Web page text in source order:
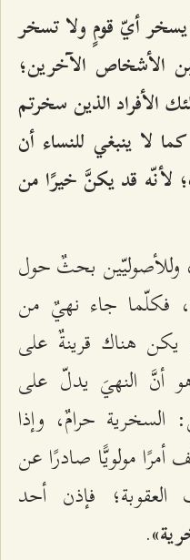
يسخر أيّ قومٍ ولا تسخر
الأشخاص الآخرين؛
الأفراد الذين سخرتم
لا ينبغي للنساء أن
لأنّه قد يكنَّ خيرًا من
وللأصوليّين بحثٌ حول
فكلّما جاء نهيٌ من
يكن هناك قرينةٌ على
أنَّ النهيَ يدلّ على
السخرية حرامٌ، وإذا
مولويًّا صادرًا عن
العقوبة؛ فإذن أحد
.